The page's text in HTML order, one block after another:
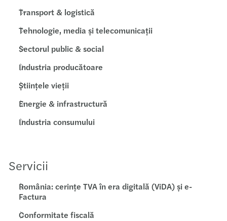
Transport & logistică
Tehnologie, media și telecomunicații
Sectorul public & social
Industria producătoare
Științele vieții
Energie & infrastructură
Industria consumului
Servicii
România: cerințe TVA în era digitală (ViDA) și e-
Factura
Conformitate fiscală